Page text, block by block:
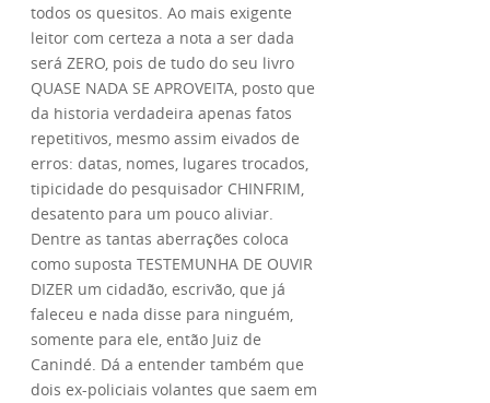
todos os quesitos. Ao mais exigente
leitor com certeza a nota a ser dada
será ZERO, pois de tudo do seu livro
QUASE NADA SE APROVEITA, posto que
da historia verdadeira apenas fatos
repetitivos, mesmo assim eivados de
erros: datas, nomes, lugares trocados,
tipicidade do pesquisador CHINFRIM,
desatento para um pouco aliviar.
Dentre as tantas aberrações coloca
como suposta TESTEMUNHA DE OUVIR
DIZER um cidadão, escrivão, que já
faleceu e nada disse para ninguém,
somente para ele, então Juiz de
Canindé. Dá a entender também que
dois ex-policiais volantes que saem em